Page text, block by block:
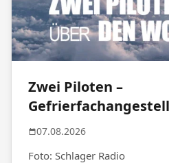
Zwei Piloten –
07.08.2026
Foto: Schlager Radio